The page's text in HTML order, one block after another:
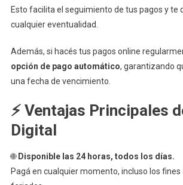
Esto facilita el seguimiento de tus pagos y te
cualquier eventualidad.
Además, si hacés tus pagos online
opción de pago automático, garantizando
una fecha de vencimiento.
⚡ Ventajas Principales
Digital
🌐 Disponible las 24 horas, todos los días.
Pagá en cualquier momento, incluso los fines